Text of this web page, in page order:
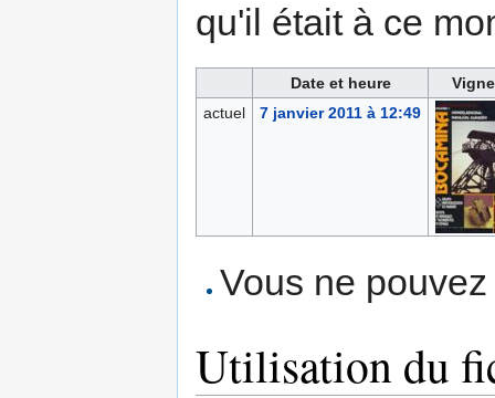
qu'il était à ce
Date et heure
actuel
7 janvier 2011 à 12:49
Vous ne
Utilisation du